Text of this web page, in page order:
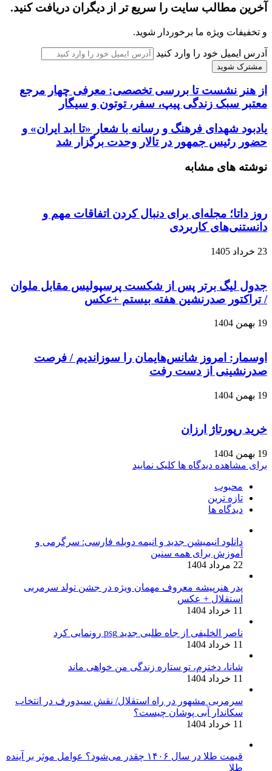
آخرین مطالب سایت را سریع تر از دیگران دریافت کنید.
و تخفیفات ویژه ما برخوردار شوید.
آدرس ایمیل خود را وارد کنید
از هنر نشست تا بررسی تخصصی: معرفی چهار مرجع
معتبر سبک زندگی پیپ، سفر، توتون و سیگار
یادبود شهدای فرهنگ و رسانه با شعار «تا ابد ایران» و
حضور رئیس جمهور در تالار وحدت برگزار شد
نوشته های مشابه
روز داتا؛ مجله‌ای برای دنبال کردن اتفاقات مهم و
دانستنی‌های کاربردی
23 خرداد 1405
جدول لیگ برتر پس از شکست پرسپولیس مقابل ملوان
/ تراکتور صدرنشین هفته بیستم +عکس
19 بهمن 1404
اوسمار: امروز شانس‌هایمان را سوزاندیم / فرصت
صدرنشینی از دست رفت
19 بهمن 1404
خرید رپورتاژ ارزان
19 بهمن 1404
برای مشاهده دیدگاه ها کلیک نمایید
محبوب
تازه ترین
دیدگاه ها
دانلود انیمیشن جدید و انیمه دوبله فارسی: سرگرمی و
آموزش برای همه سنین
22 مرداد 1404
پدر هنرپیشه معروف مهمان ویژه در جشن تولد سرمربی
استقلال + عکس
11 خرداد 1404
ناصر الخلیفی از جاه طلبی جدید psg رونمایی کرد
11 خرداد 1404
شانا، دخترم، تو ستاره زندگی من خواهی ماند
11 خرداد 1404
سرمربی مشهور در راه استقلال/ نقش سیدورف در انتخاب
سکاندار آبی پوشان چیست؟
11 خرداد 1404
قیمت طلا در سال ۱۴۰۶ چقدر می‌شود؟ عوامل موثر بر آینده
طلا